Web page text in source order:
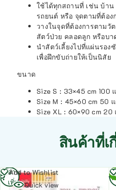
ใช้ได้ทุกสถานที่ เช่น บ้าน
รถยนต์ หรือ จุดตามที่ต้อง
วางในจุดที่ต้องการตามวั
สัตว์ป่วย คลอดลูก หรือบา
นำสัตว์เลี้ยงไปที่แผ่นรอง
เพื่อฝึกขับถ่ายให้เป็นนิสัย
ขนาด
Size S : 33×45 cm 100
Size M : 45×60 cm 50
Size XL : 60×90 cm 20
สินค้าที่เ
Add to Wishlist
Quick view
อ่าน
เพิ่ม